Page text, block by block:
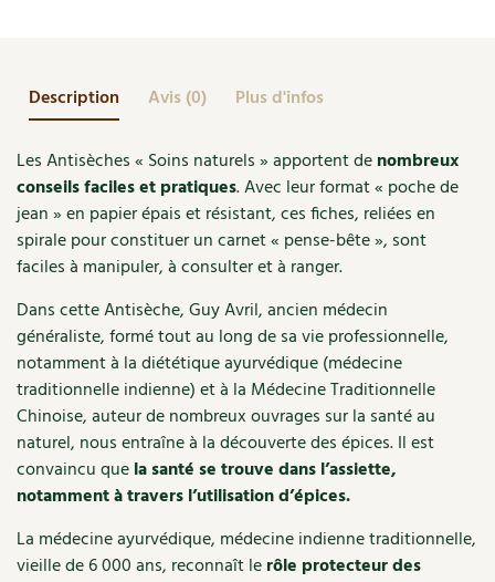
Manger bio
Dessert, Boulangerie
Techniques, conservation, organisation
Agenda, calendrier
NOUVEAUTÉS
Feuilleter le catalogue
Stages
Cartes cadeau
Nous contacter
Biodiversité
Ravageurs et maladies au jardin
Petit élevage
Cuisine saine
Alimentation et nutrition
Recettes de printemps
Recettes par type de plat
Recettes sans gluten
Jardin bio
Habitat écologique
Cuisine saine
Soins naturels
Société et alternatives
Les 4 saisons & vous
Questions à la rédaction
Entre abonné·es
Trucs & astuces
En
forme
grâce
aux
épices
Description Avis (0) Plus d'infos
Les Antisèches « Soins naturels » apportent denombreux
conseils faciles et pratiques. Avec leur format « poche de
jean » en papier épais et résistant, ces fiches, reliées en
spirale pour constituer un carnet « pense-bête », sont
faciles à manipuler, à consulter et à ranger.
Dans cette Antisèche, Guy Avril, ancien médecin
généraliste, formé tout au long de sa vie professionnelle,
notamment à la diététique ayurvédique (médecine
traditionnelle indienne) et à la Médecine Traditionnelle
Chinoise, auteur de nombreux ouvrages sur la santé au
naturel, nous entraîne à la découverte des épices. Il est
convaincu quela santé se trouve dans l’assiette,
notamment à travers l’utilisation d’épices.
La médecine ayurvédique, médecine indienne traditionnelle,
vieille de 6 000 ans, reconnaît lerôle protecteur des